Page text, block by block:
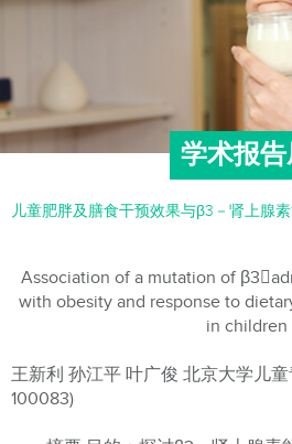
学术报
儿童肥胖及膳食干预效果与β3－肾上腺
Association of a mutation of
with obesity and response to
in children
王新利 孙江平 叶广俊 北京大学儿
100083)